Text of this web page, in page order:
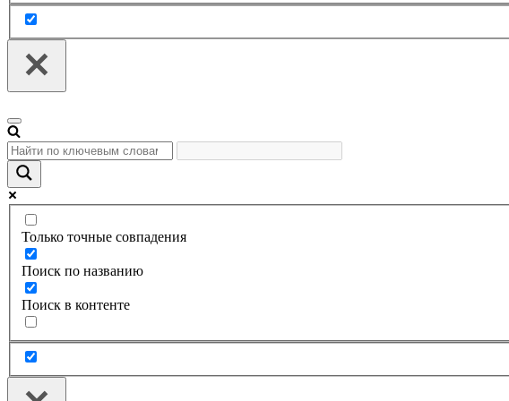
Меню
навигации
Только точные совпадения
Поиск по названию
Поиск в контенте